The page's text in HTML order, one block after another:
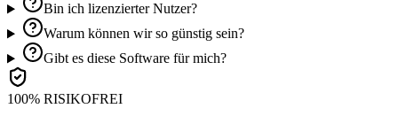
Bin ich lizenzierter Nutzer?
Warum können wir so günstig sein?
Gibt es diese Software für mich?
100% RISIKOFREI